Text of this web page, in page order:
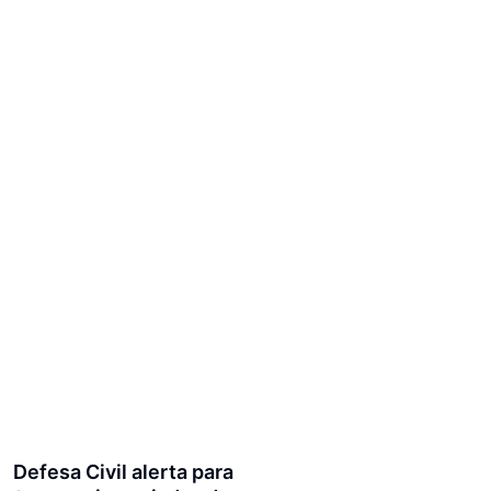
Defesa Civil alerta para